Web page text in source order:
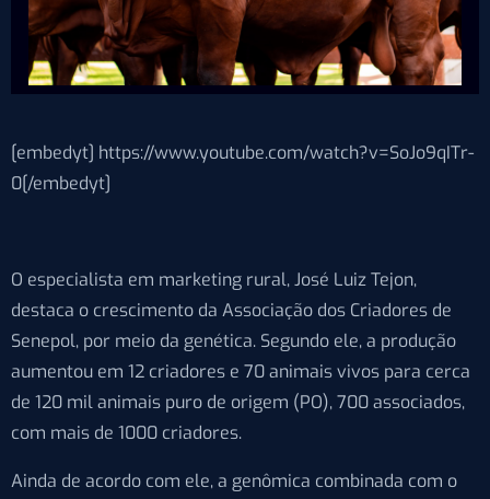
[embedyt] https://www.youtube.com/watch?v=SoJo9qITr-
0[/embedyt]
O especialista em marketing rural, José Luiz Tejon,
destaca o crescimento da Associação dos Criadores de
Senepol, por meio da genética. Segundo ele, a produção
aumentou em 12 criadores e 70 animais vivos para cerca
de 120 mil animais puro de origem (PO), 700 associados,
com mais de 1000 criadores.
Ainda de acordo com ele, a genômica combinada com o